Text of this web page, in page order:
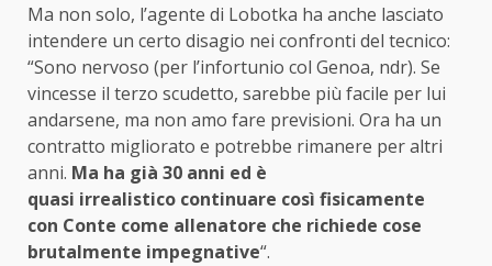
Ma non solo, l’agente di Lobotka ha anche lasciato
intendere un certo disagio nei confronti del tecnico:
“Sono nervoso (per l’infortunio col Genoa, ndr). Se
vincesse il terzo scudetto, sarebbe più facile per lui
andarsene, ma non amo fare previsioni. Ora ha un
contratto migliorato e potrebbe rimanere per altri
anni. Ma ha già 30 anni ed è
quasi irrealistico continuare così fisicamente
con Conte come allenatore che richiede cose
brutalmente impegnative“.